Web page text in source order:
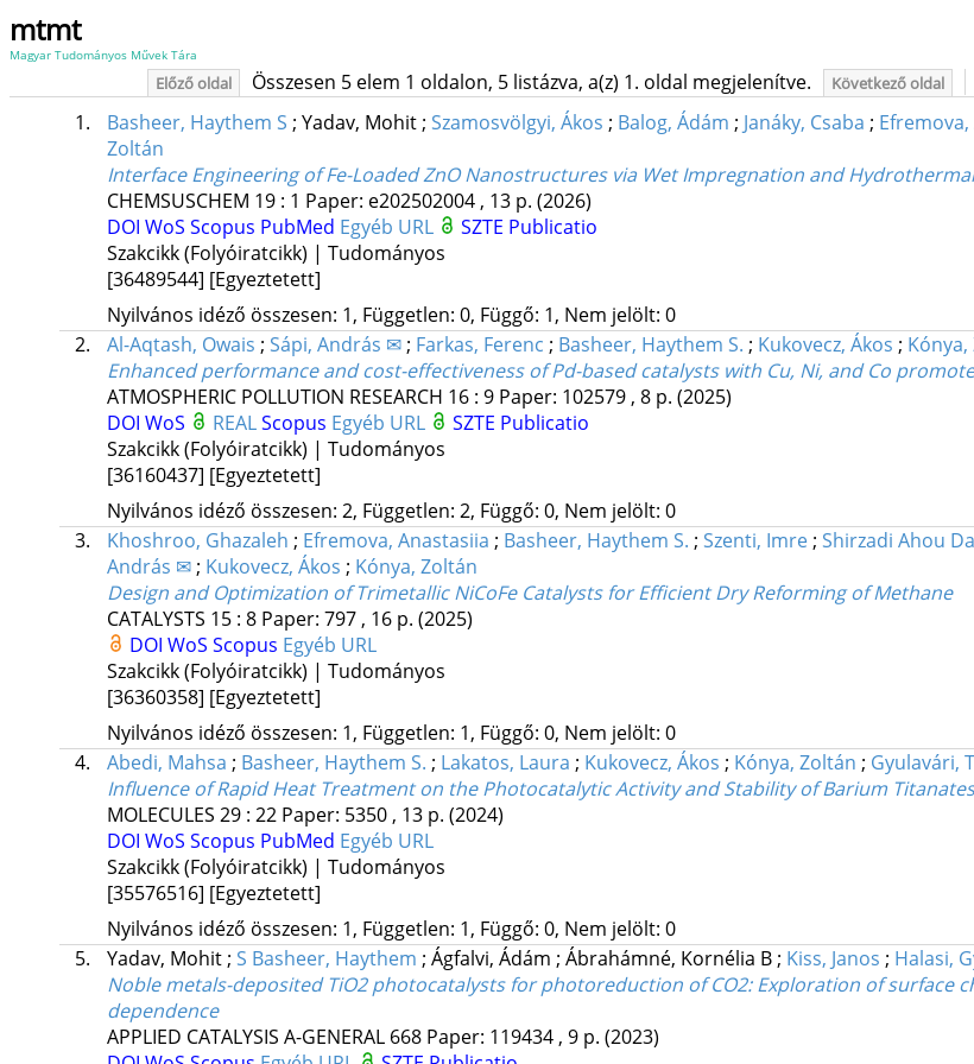
mtmt
Magyar Tudományos Művek Tára
Előző oldal Összesen 5 elem 1 oldalon, 5 listázva, a(z) 1. oldal megjelenítve. Következő oldal
1. Basheer, Haythem S ; Yadav, Mohit; Szamosvölgyi, Ákos ; Balog, Ádám ; Janáky, Csaba ;
Zoltán
Interface Engineering of Fe-Loaded ZnO Nanostructures via Wet Impregnation and
CHEMSUSCHEM 19: 1 Paper: e202502004 , 13 p. (2026)
DOI WoS Scopus PubMed Egyéb URL
SZTE Publicatio
Szakcikk (Folyóiratcikk) | Tudományos
[36489544] [Egyeztetett]
Nyilvános idéző összesen: 1, Független: 0, Függő: 1, Nem jelölt: 0
2.
Al-Aqtash, Owais ; Sápi, András ✉; Farkas, Ferenc ; Basheer, Haythem S. ; Kukovecz, Ákos ;
Enhanced performance and cost-effectiveness of Pd-based catalysts with Cu, Ni, and Co
ATMOSPHERIC POLLUTION RESEARCH 16: 9 Paper: 102579 , 8 p. (2025)
DOI WoS REALScopus Egyéb URL
SZTE Publicatio
Szakcikk (Folyóiratcikk) | Tudományos
[36160437] [Egyeztetett]
Nyilvános idéző összesen: 2, Független: 2, Függő: 0, Nem jelölt: 0
3.
Khoshroo, Ghazaleh ; Efremova, Anastasiia ; Basheer, Haythem S. ; Szenti, Imre; Shirzadi Ahou
András ✉; Kukovecz, Ákos ; Kónya, Zoltán
Design and Optimization of Trimetallic NiCoFe Catalysts for Efficient Dry Reforming of Methane
CATALYSTS 15: 8 Paper: 797 , 16 p. (2025)
DOI WoS Scopus Egyéb URL
Szakcikk (Folyóiratcikk) | Tudományos
[36360358] [Egyeztetett]
Nyilvános idéző összesen: 1, Független: 1, Függő: 0, Nem jelölt: 0
4.
Abedi, Mahsa ; Basheer, Haythem S. ; Lakatos, Laura ; Kukovecz, Ákos ; Kónya, Zoltán ; Gyulavári,
Influence of Rapid Heat Treatment on the Photocatalytic Activity and Stability of Barium
MOLECULES 29: 22 Paper: 5350 , 13 p. (2024)
DOI WoS Scopus PubMed Egyéb URL
Szakcikk (Folyóiratcikk) | Tudományos
[35576516] [Egyeztetett]
Nyilvános idéző összesen: 1, Független: 1, Függő: 0, Nem jelölt: 0
5.
Yadav, Mohit; S Basheer, Haythem ; Ágfalvi, Ádám ; Ábrahámné, Kornélia B; Kiss, Janos ; Halasi,
Noble metals-deposited TiO2 photocatalysts for photoreduction of CO2: Exploration of surface
dependence
APPLIED CATALYSIS A-GENERAL 668 Paper: 119434 , 9 p. (2023)